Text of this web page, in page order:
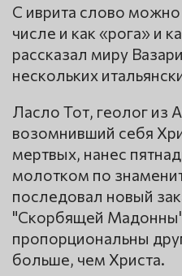
С иврита слово можно
числе и как «рога» и
рассказал миру
нескольких
Ласло Тот, геолог из
возомнивший себя
мертвых, нанес
молотком по
последовал новый
"Скорбящей
пропорциональны
больше, чем Христа.